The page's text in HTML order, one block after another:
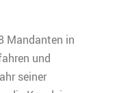
Mandanten in
und
seiner